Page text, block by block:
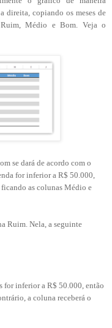
direita, copiando os meses de
Médio e Bom. Veja o
se dará de acordo com o
for inferior a R$ 50.000,
as colunas Médio e
Ruim. Nela, a seguinte
for inferior a R$ 50.000, então
a coluna receberá o